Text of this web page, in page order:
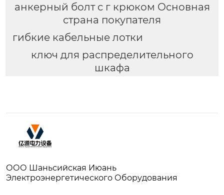
анкерный болт с г крюком Основная
страна покупателя
гибкие кабельные лотки
ключ для распределительного
шкафа
ООО Шаньсийская Июань
Электроэнергетического Оборудования